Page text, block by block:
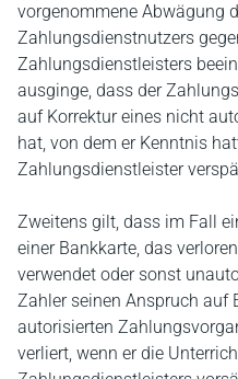
vorgenommene Abwägung
Zahlungsdienstnutzers
Zahlungsdienstleisters
ausginge, dass der
auf Korrektur eines nicht
hat, von dem er Kenntnis
Zahlungsdienstleister
Zweitens gilt, dass im Fall
einer Bankkarte, das
verwendet oder sonst
Zahler seinen Anspruch auf
autorisierten
verliert, wenn er die